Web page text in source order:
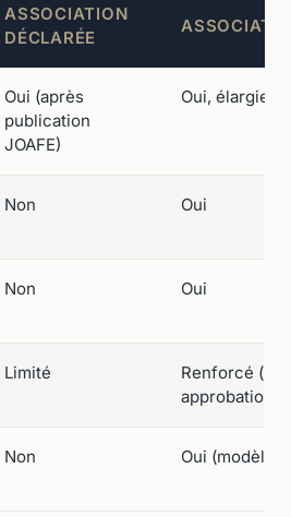
ASSOCIATION
DÉCLARÉE
Oui (après
publication
JOAFE)
Oui, élargie
Non Oui
Non Oui
Limité
Renforcé
approbation
Non Oui (modèle